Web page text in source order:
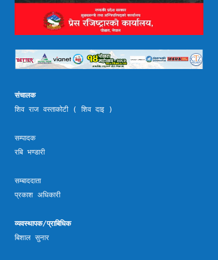
संचालक
शिव राज वस्ताकोटी ( शिव दाइ )
सम्पादक
रबि भण्डारी
सम्बाददाता
प्रकाश अधिकारी
व्यवस्थापक/प्राबिधिक
बिशाल सुनार